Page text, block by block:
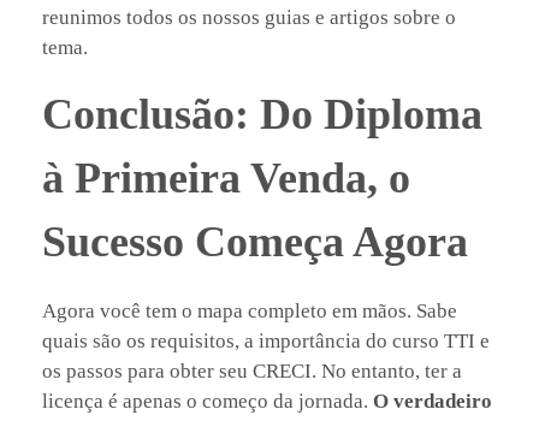
reunimos todos os nossos guias e artigos sobre o
tema.
Conclusão: Do Diploma
à Primeira Venda, o
Sucesso Começa Agora
Agora você tem o mapa completo em mãos. Sabe
quais são os requisitos, a importância do curso TTI e
os passos para obter seu CRECI. No entanto, ter a
licença é apenas o começo da jornada. O verdadeiro